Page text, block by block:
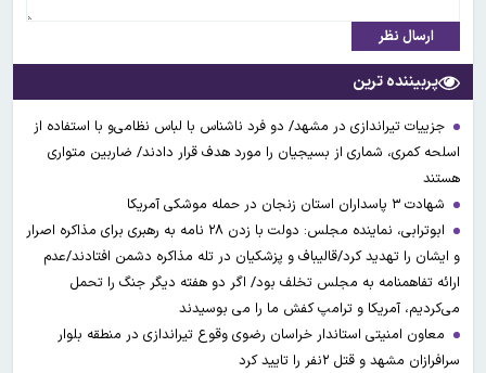
ارسال نظر
پربیننده ترین
جزییات تیراندازی در مشهد/ دو فرد ناشناس با لباس نظامی‌و با استفاده از
اسلحه کمری، شماری از بسیجیان را مورد هدف قرار دادند/ ضاربین متواری
هستند
شهادت ۳ ‌پاسداران استان زنجان در حمله موشکی آمریکا
ابوترابی، نماینده مجلس: دولت با زدن ۲۸ نامه به رهبری برای مذاکره اصرار
و ایشان را تهدید کرد/قالیباف و پزشکیان در تله مذاکره دشمن افتادند/عدم
ارائه تفاهمنامه به مجلس تخلف بود/ اگر دو هفته دیگر جنگ را تحمل
می‌کردیم، آمریکا و ترامپ کفش ما را می بوسیدند
معاون امنیتی استاندار خراسان رضوی وقوع تیراندازی در منطقه بلوار
سرافرازان مشهد و قتل ۲نفر را تایید کرد